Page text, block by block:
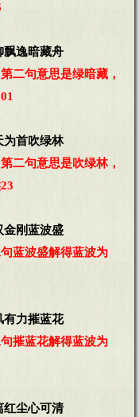
飘逸暗藏舟
二句意思是绿暗藏，
为首吹绿林
二句意思是吹绿林，
金刚蓝波盛
蓝波盛解得蓝波为
有力摧蓝花
摧蓝花解得蓝波为
红尘心可清